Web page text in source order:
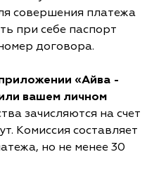
совершения платежа
при себе паспорт
договора.
«Айва -
вашем личном
зачисляются на счет
Комиссия составляет
но не менее 30